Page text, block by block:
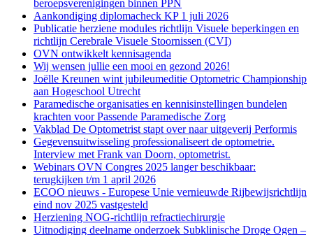
beroepsverenigingen binnen PPN
Aankondiging diplomacheck KP 1 juli 2026
Publicatie herziene modules richtlijn Visuele beperkingen en
richtlijn Cerebrale Visuele Stoornissen (CVI)
OVN ontwikkelt kennisagenda
Wij wensen jullie een mooi en gezond 2026!
Joëlle Kreunen wint jubileumeditie Optometric Championship
aan Hogeschool Utrecht
Paramedische organisaties en kennisinstellingen bundelen
krachten voor Passende Paramedische Zorg
Vakblad De Optometrist stapt over naar uitgeverij Performis
Gegevensuitwisseling professionaliseert de optometrie.
Interview met Frank van Doorn, optometrist.
Webinars OVN Congres 2025 langer beschikbaar:
terugkijken t/m 1 april 2026
ECOO nieuws - Europese Unie vernieuwde Rijbewijsrichtlijn
eind nov 2025 vastgesteld
Herziening NOG-richtlijn refractiechirurgie
Uitnodiging deelname onderzoek Subklinische Droge Ogen –